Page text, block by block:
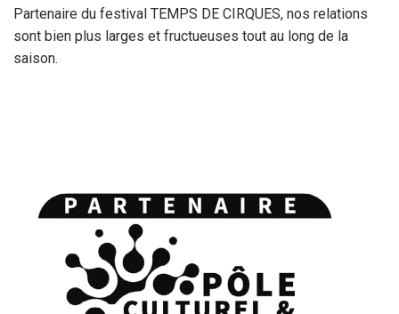
Partenaire du festival TEMPS DE CIRQUES, nos relations
sont bien plus larges et fructueuses tout au long de la
saison.